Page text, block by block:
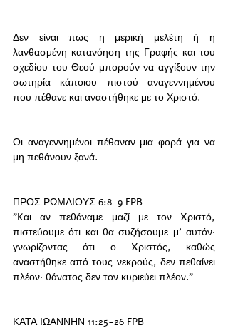
Δεν είναι πως η μερική μελέτη ή η
λανθασμένη κατανόηση της Γραφής και του
σχεδίου του Θεού μπορούν να αγγίξουν την
σωτηρία κάποιου πιστού αναγεννημένου
που πέθανε και αναστήθηκε με το Χριστό.
Οι αναγεννημένοι πέθαναν μια φορά για να
μη πεθάνουν ξανά.
ΠΡΟΣ ΡΩΜΑΙΟΥΣ 6:8-9 FPB
"Kαι αν πεθάναμε μαζί με τον Xριστό,
πιστεύουμε ότι και θα συζήσουμε μ’ αυτόν·
γνωρίζοντας ότι ο Xριστός, καθώς
αναστήθηκε από τους νεκρούς, δεν πεθαίνει
πλέον· θάνατος δεν τον κυριεύει πλέον."
ΚΑΤΑ ΙΩΑΝΝΗΝ 11:25-26 FPB